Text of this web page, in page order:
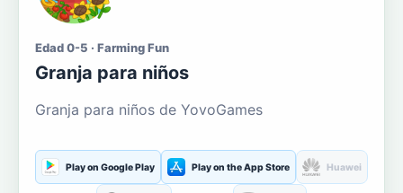
Edad 0-5 · Farming Fun
Granja para niños
Granja para niños de YovoGames
Play on Google Play Play on the App Store Huawei